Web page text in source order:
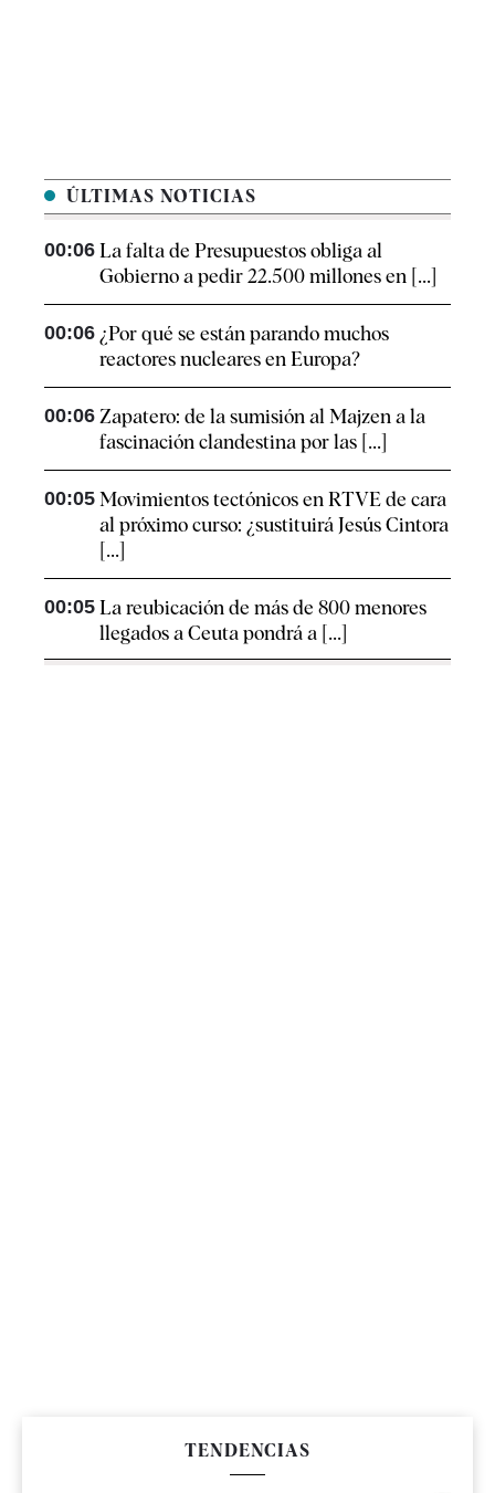
ÚLTIMAS NOTICIAS
00:06 La falta de Presupuestos obliga al
Gobierno a pedir 22.500 millones en [...]
00:06 ¿Por qué se están parando muchos
reactores nucleares en Europa?
00:06 Zapatero: de la sumisión al Majzen a la
fascinación clandestina por las [...]
00:05 Movimientos tectónicos en RTVE de cara
al próximo curso: ¿sustituirá Jesús Cintora
[...]
00:05 La reubicación de más de 800 menores
llegados a Ceuta pondrá a [...]
TENDENCIAS